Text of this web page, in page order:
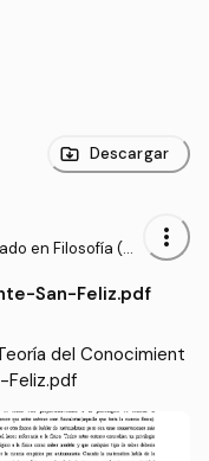
Descargar
en Filosofía (U
more_vert
San-Feliz.pdf
del Conocimient